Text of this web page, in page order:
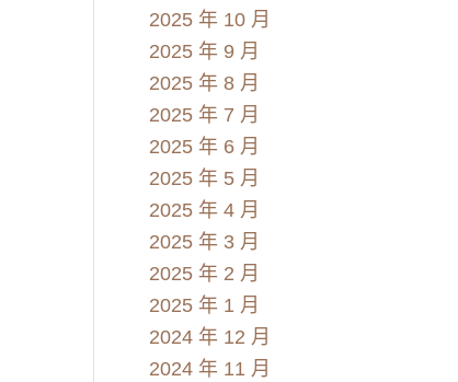
2025 年 10 月
2025 年 9 月
2025 年 8 月
2025 年 7 月
2025 年 6 月
2025 年 5 月
2025 年 4 月
2025 年 3 月
2025 年 2 月
2025 年 1 月
2024 年 12 月
2024 年 11 月